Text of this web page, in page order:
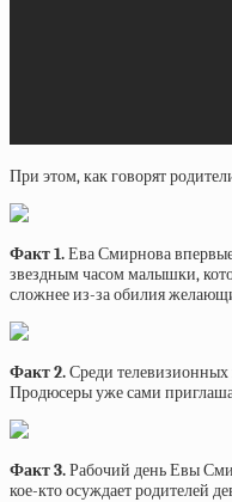
При этом, как говорят
Факт 1.Ева Смирнова
звездным часом малышки,
сложнее из-за обилия
Факт 2.Среди телевизионных
Продюсеры уже сами
Факт 3.Рабочий день Евы
кое-кто осуждает родителей